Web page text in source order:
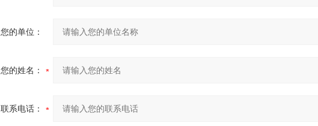
您的单位：
您的姓名：
联系电话：